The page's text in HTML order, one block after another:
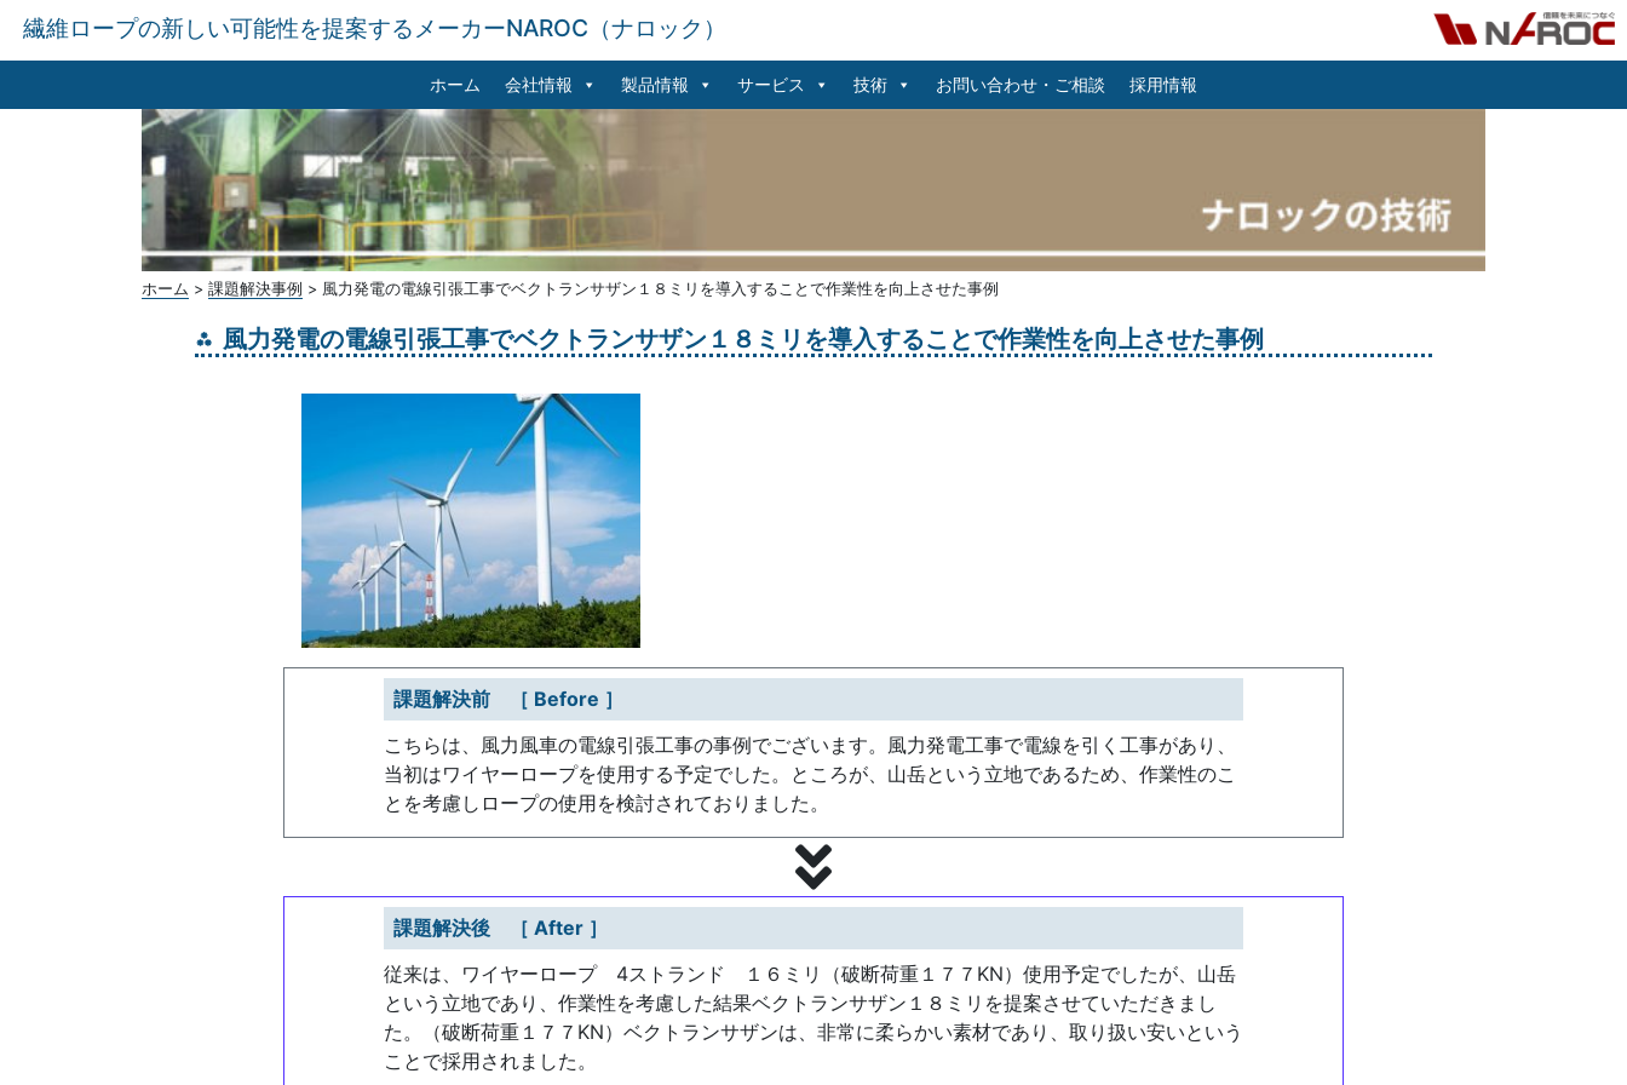
繊維ロープの新しい可能性を提案するメーカーNAROC（ナロック）
ホーム 会社情報 製品情報 サービス 技術 お問い合わせ・ご相談 採用情報
ホーム > 課題解決事例 > 風力発電の電線引張工事でベクトランサザン１８ミリを導入することで作業性を向上させた事例
風力発電の電線引張工事でベクトランサザン１８ミリを導入することで作業性を向上させた事例
課題解決前 ［ Before ］
こちらは、風力風車の電線引張工事の事例でございます。風力発電工事で電線を引く工事があり、
当初はワイヤーロープを使用する予定でした。ところが、山岳という立地であるため、作業性のこ
とを考慮しロープの使用を検討されておりました。
課題解決後 ［ After ］
従来は、ワイヤーロープ 4ストランド １６ミリ（破断荷重１７７KN）使用予定でしたが、山岳
という立地であり、作業性を考慮した結果ベクトランサザン１８ミリを提案させていただきまし
た。（破断荷重１７７KN）ベクトランサザンは、非常に柔らかい素材であり、取り扱い安いという
ことで採用されました。